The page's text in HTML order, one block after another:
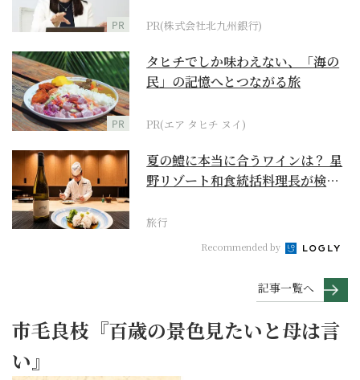
PR PR(株式会社北九州銀行)
PR
タヒチでしか味わえない、「海の
民」の記憶へとつながる旅
PR(エア タヒチ ヌイ)
夏の鱧に本当に合うワインは？ 星
野リゾート和食統括料理長が検証
旅行
Recommended by
記事一覧へ
市毛良枝『百歳の景色見たいと母は言
い』